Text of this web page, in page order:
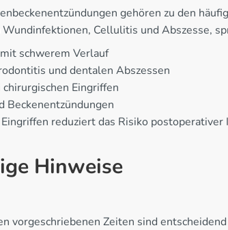
gehören zu den
Cellulitis und Abszesse,
schwerem Verlauf
und dentalen Abszessen
Eingriffen
Beckenentzündungen
reduziert das Risiko
Hinweise
vorgeschriebenen Zeiten sind